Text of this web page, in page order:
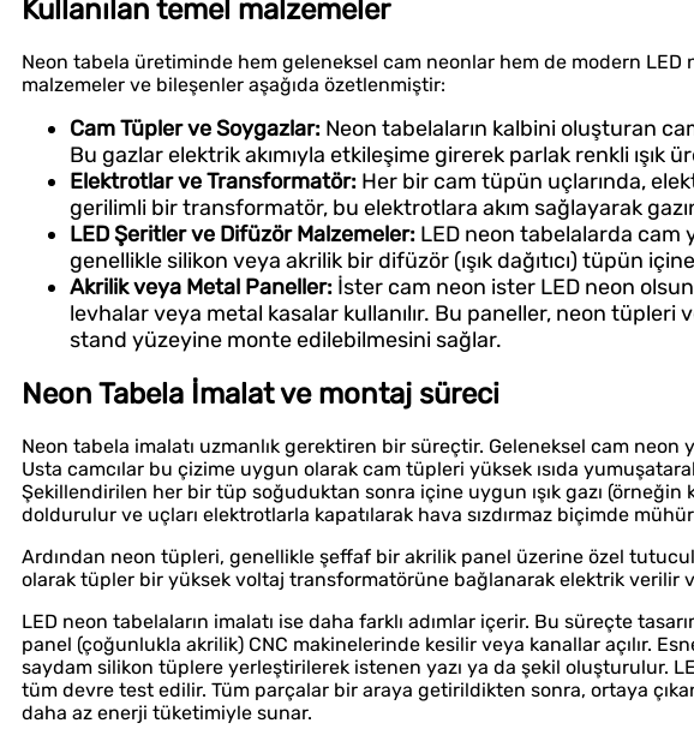
Kullanılan temel malzemeler
Neon tabela üretiminde hem geleneksel cam neonlar hem de modern LED
malzemeler ve bileşenler aşağıda özetlenmiştir:
Cam Tüpler ve Soygazlar: Neon tabelaların kalbini oluşturan
Bu gazlar elektrik akımıyla etkileşime girerek parlak renkli ışık
Elektrotlar ve Transformatör: Her bir cam tüpün uçlarında,
gerilimli bir transformatör, bu elektrotlara akım sağlayarak
LED Şeritler ve Difüzör Malzemeler: LED neon tabelalarda cam
genellikle silikon veya akrilik bir difüzör (ışık dağıtıcı) tüpün
Akrilik veya Metal Paneller: İster cam neon ister LED neon
levhalar veya metal kasalar kullanılır. Bu paneller, neon tüpleri
stand yüzeyine monte edilebilmesini sağlar.
Neon Tabela İmalat ve montaj süreci
Neon tabela imalatı uzmanlık gerektiren bir süreçtir. Geleneksel cam neon
Usta camcılar bu çizime uygun olarak cam tüpleri yüksek ısıda
Şekillendirilen her bir tüp soğuduktan sonra içine uygun ışık gazı (örneğin
doldurulur ve uçları elektrotlarla kapatılarak hava sızdırmaz biçimde
Ardından neon tüpleri, genellikle şeffaf bir akrilik panel üzerine özel
olarak tüpler bir yüksek voltaj transformatörüne bağlanarak elektrik verilir
LED neon tabelaların imalatı ise daha farklı adımlar içerir. Bu süreçte
panel (çoğunlukla akrilik) CNC makinelerinde kesilir veya kanallar açılır.
saydam silikon tüplere yerleştirilerek istenen yazı ya da şekil oluşturulur.
tüm devre test edilir. Tüm parçalar bir araya getirildikten sonra, ortaya
daha az enerji tüketimiyle sunar.